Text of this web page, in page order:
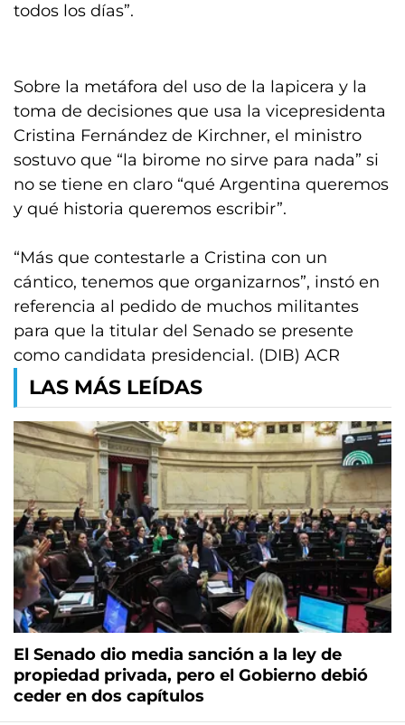
todos los días”.
Sobre la metáfora del uso de la lapicera y la
toma de decisiones que usa la vicepresidenta
Cristina Fernández de Kirchner, el ministro
sostuvo que “la birome no sirve para nada” si
no se tiene en claro “qué Argentina queremos
y qué historia queremos escribir”.
“Más que contestarle a Cristina con un
cántico, tenemos que organizarnos”, instó en
referencia al pedido de muchos militantes
para que la titular del Senado se presente
como candidata presidencial. (DIB) ACR
LAS MÁS LEÍDAS
El Senado dio media sanción a la ley de
propiedad privada, pero el Gobierno debió
ceder en dos capítulos